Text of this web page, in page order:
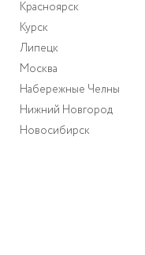
Красноярск
Курск
Липецк
Москва
Набережные Челны
Нижний Новгород
Новосибирск